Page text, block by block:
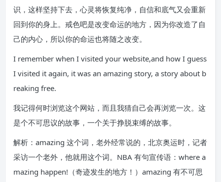
识，这样坚持下去，心灵将恢复纯净，自信和底气又会重新
回到你的身上。戒色吧是改变命运的地方，因为你改造了自
己的内心，所以你的命运也将随之改变。
I remember when I visited your website,and how I guess
I visited it again, it was an amazing story, a story about b
reaking free.
我记得何时浏览这个网站，而且我猜自己会再浏览一次。这
是个不可思议的故事，一个关于挣脱束缚的故事。
解析：amazing 这个词，老外经常说的，北京奥运时，记者
采访一个老外，他就用这个词。NBA 有句宣传语：where a
mazing happen!（奇迹发生的地方！）amazing 有不可思